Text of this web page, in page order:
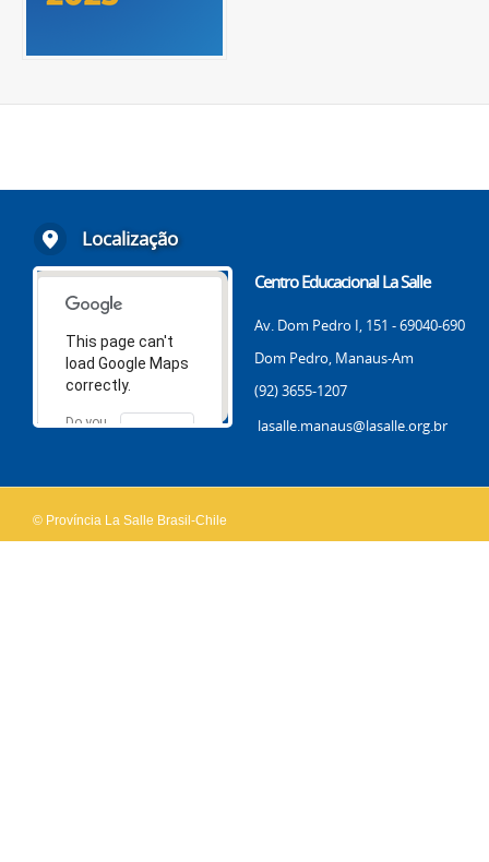
Localização
This page can't
load Google Maps
correctly.
Do you
OK
Centro Educacional La Salle
Av. Dom Pedro I, 151 - 69040-690
Dom Pedro, Manaus-Am
(92) 3655-1207
lasalle.manaus@lasalle.org.br
© Província La Salle Brasil-Chile